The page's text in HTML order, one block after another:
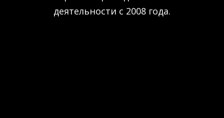
деятельности с 2008 года.